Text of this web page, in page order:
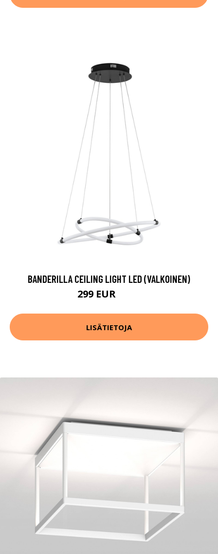
BANDERILLA CEILING LIGHT LED (VALKOINEN)
299 EUR
LISÄTIETOJA